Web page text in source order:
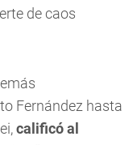
de caos
Fernández hasta
calificó al